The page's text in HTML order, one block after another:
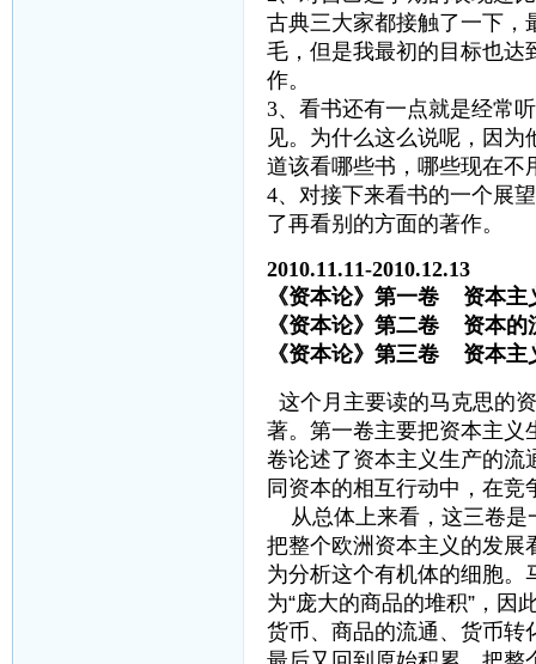
古典三大家都接触了一下，
毛，但是我最初的目标也达
作。
3、看书还有一点就是经常
见。为什么这么说呢，因
道该看哪些书，哪些现在不
4、对接下来看书的一个展
了再看别的方面的著作。
2010.11.11-2010.12.13
《资本论》第一卷 资
《资本论》第二卷
《资本论》第三卷 资本
这个月主要读的马克思的
著。第一卷主要把资本主义
卷论述了资本主义生产的流
同资本的相互行动中，在
从总体上来看，这三卷是
把整个欧洲资本主义的发展
为分析这个有机体的细胞。
为“庞大的商品的堆积”，因
货币、商品的流通、货币转